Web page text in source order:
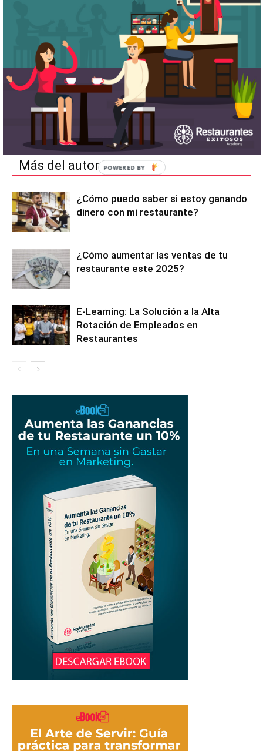
Artículo anterior
Sabes Como debe de
Funcionar un Restaurante?
Artículo siguiente
7 Restaurantes
Latinoamericanos entres los
50 mejores del mundo
Artículos relacionados
Más del autor
¿Cómo puedo saber si estoy ganando
dinero con mi restaurante?
¿Cómo aumentar las ventas de tu
restaurante este 2025?
E-Learning: La Solución a la Alta
Rotación de Empleados en
Restaurantes